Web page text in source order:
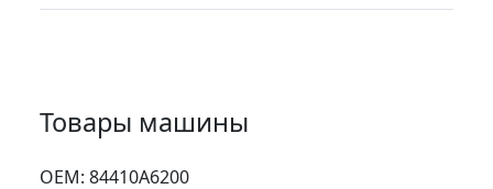
Товары машины
ОЕМ: 84410A6200